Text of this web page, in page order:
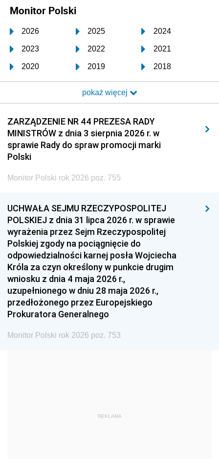
Monitor Polski
2026 2025 2024
2023 2022 2021
2020 2019 2018
2017 2016 2015
2014 2013 2012
2011 2010 2009
2008 2007 2006
2005
1996 1995 1994
1993 1992 1991
1990 1989
1987 1986 1985
1984 1983
1981 1980 1979
1978 1977
1975 1974
1959
pokaż więcej
ZARZĄDZENIE NR 44 PREZESA RADY
MINISTRÓW z dnia 3 sierpnia 2026 r. w
sprawie Rady do spraw promocji marki
Polski
Monitor Polski rok 2026 poz. 755
UCHWAŁA SEJMU RZECZYPOSPOLITEJ
POLSKIEJ z dnia 31 lipca 2026 r. w sprawie
wyrażenia przez Sejm Rzeczypospolitej
Polskiej zgody na pociągnięcie do
odpowiedzialności karnej posła Wojciecha
Króla za czyn określony w punkcie drugim
wniosku z dnia 4 maja 2026 r.,
uzupełnionego w dniu 28 maja 2026 r.,
przedłożonego przez Europejskiego
Prokuratora Generalnego
Monitor Polski rok 2026 poz. 753
REKLAMA